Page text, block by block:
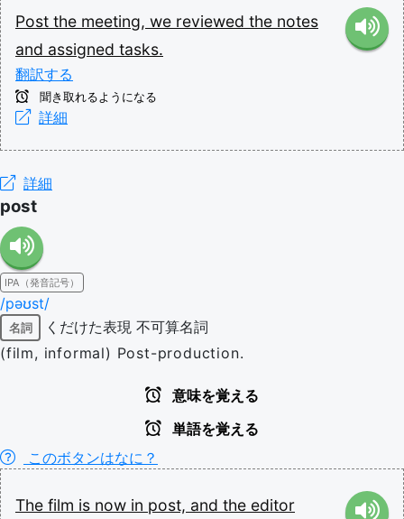
Post the meeting, we reviewed the notes
and assigned tasks.
翻訳する
聞き取れるようになる
詳細
詳細
post
IPA（発音記号）
/pəʊst/
名詞 くだけた表現 不可算名詞
(film, informal) Post-production.
意味を覚える
単語を覚える
このボタンはなに？
The film is now in post, and the editor